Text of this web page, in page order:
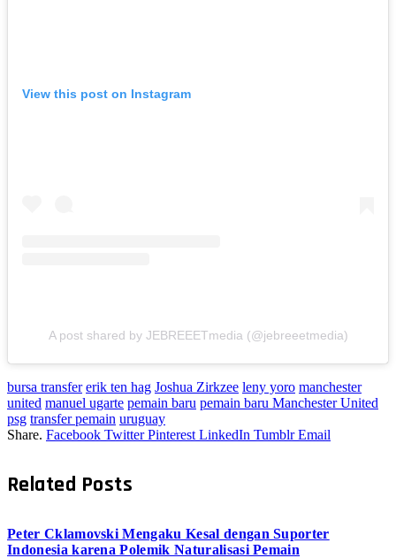
View this post on Instagram
A post shared by JEBREEETmedia (@jebreeetmedia)
bursa transfer erik ten hag Joshua Zirkzee leny yoro manchester
united manuel ugarte pemain baru pemain baru Manchester United
psg transfer pemain uruguay
Share. Facebook Twitter Pinterest LinkedIn Tumblr Email
Related Posts
Peter Cklamovski Mengaku Kesal dengan Suporter
Indonesia karena Polemik Naturalisasi Pemain